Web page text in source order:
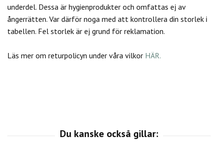
underdel. Dessa är hygienprodukter och omfattas ej av
ångerrätten. Var därför noga med att kontrollera din storlek i
tabellen. Fel storlek är ej grund för reklamation.
Läs mer om returpolicyn under våra vilkor HÄR.